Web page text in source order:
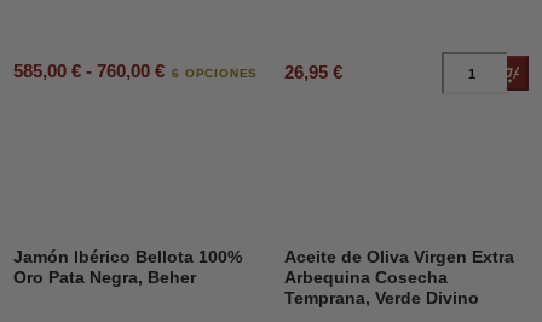
585,00 € - 760,00 € 6 OPCIONES 26,95 €
Jamón Ibérico Bellota 100%
Oro Pata Negra, Beher
DESCUENTO45%
Aceite de Oliva Virgen Extra
Arbequina Cosecha
Temprana, Verde Divino